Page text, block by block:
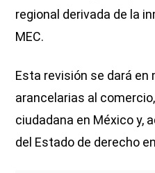
regional derivada de la
MEC.
Esta revisión se dará en
arancelarias al
ciudadana en México y,
del Estado de derecho